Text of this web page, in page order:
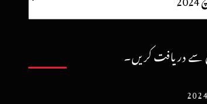
سے دریافت کریں۔